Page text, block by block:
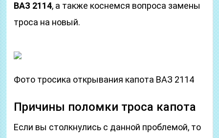
ВАЗ 2114, а также коснемся вопроса замены
троса на новый.
Фото тросика открывания капота ВАЗ 2114
Причины поломки троса капота
Если вы столкнулись с данной проблемой, то